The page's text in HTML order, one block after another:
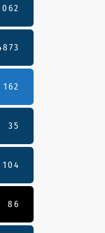
162
35
104
86